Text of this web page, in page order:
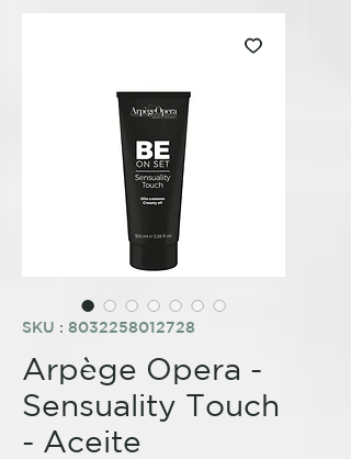
SKU : 8032258012728
Arpège Opera -
Sensuality Touch
- Aceite